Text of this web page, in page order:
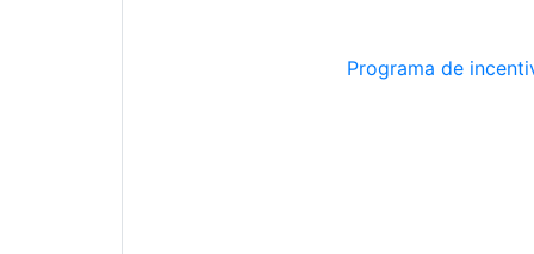
Programa de